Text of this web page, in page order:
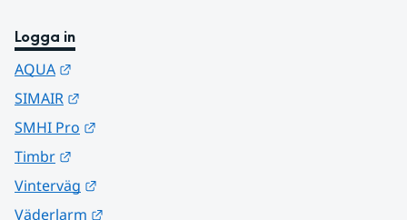
Logga in
AQUA
SIMAIR
SMHI Pro
Timbr
Vinterväg
Väderlarm